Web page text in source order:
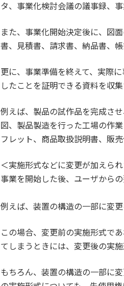
タ、事業化検討会議の議事録、
また、事業化開始決定後に、図
書、見積書、請求書、納品書、
更に、事業準備を終えて、実際
したことを証明できる資料を収集
例えば、製品の試作品を完成さ
図、製品製造を行った工場の作
フレット、商品取扱説明書、販
＜実施形式などに変更が加えら
事業を開始した後、ユーザから
例えば、装置の構造の一部に変
この場合、変更前の実施形式で
てしまうときには、変更後の実
もちろん、装置の構造の一部に